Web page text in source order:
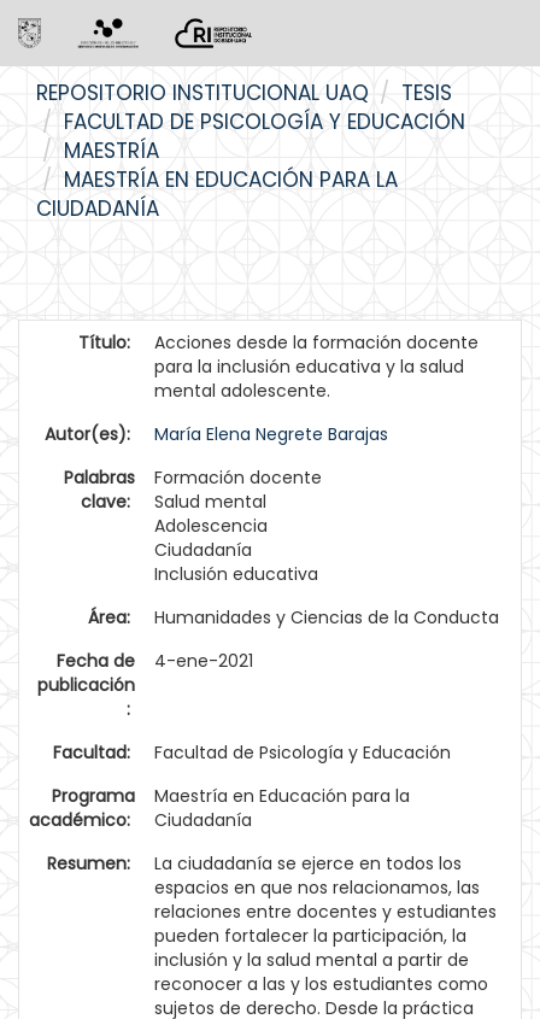
navigation
REPOSITORIO INSTITUCIONAL UAQ
TESIS
FACULTAD DE PSICOLOGÍA Y EDUCACIÓN
MAESTRÍA
MAESTRÍA EN EDUCACIÓN PARA LA
CIUDADANÍA
Título:
Acciones desde la formación docente
para la inclusión educativa y la salud
mental adolescente.
Autor(es):
María Elena Negrete Barajas
Palabras
clave:
Formación docente
Salud mental
Adolescencia
Ciudadanía
Inclusión educativa
Área:
Humanidades y Ciencias de la Conducta
Fecha de
publicación
:
4-ene-2021
Facultad:
Facultad de Psicología y Educación
Programa
académico:
Maestría en Educación para la
Ciudadanía
Resumen:
La ciudadanía se ejerce en todos los
espacios en que nos relacionamos, las
relaciones entre docentes y estudiantes
pueden fortalecer la participación, la
inclusión y la salud mental a partir de
reconocer a las y los estudiantes como
sujetos de derecho. Desde la práctica